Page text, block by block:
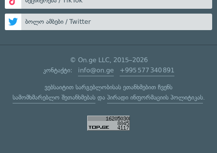
ბოლო ამბები / Twitter
© On.ge LLC, 2015–2026
კონტაქტი: info@on.ge +995 577 340 891
ვებსაიტით სარგებლობისას ეთანხმებით ჩვენს
სამომხმარებლო შეთანხმებასდა პირადი ინფორმაციის პოლიტიკას.